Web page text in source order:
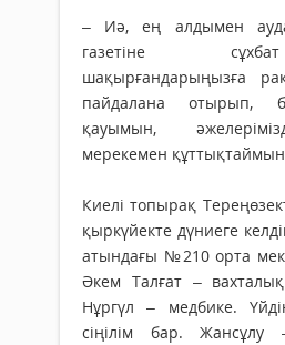
– Иә, ең алдымен
газетіне
шақырғандарыңызға
пайдалана отырып,
қауымын,
мерекемен
Киелі топырақ
қыркүйекте дүниеге
атын­дағы №210 орта
Әкем Талғат –
Нұргүл – медбике.
сіңілім бар.